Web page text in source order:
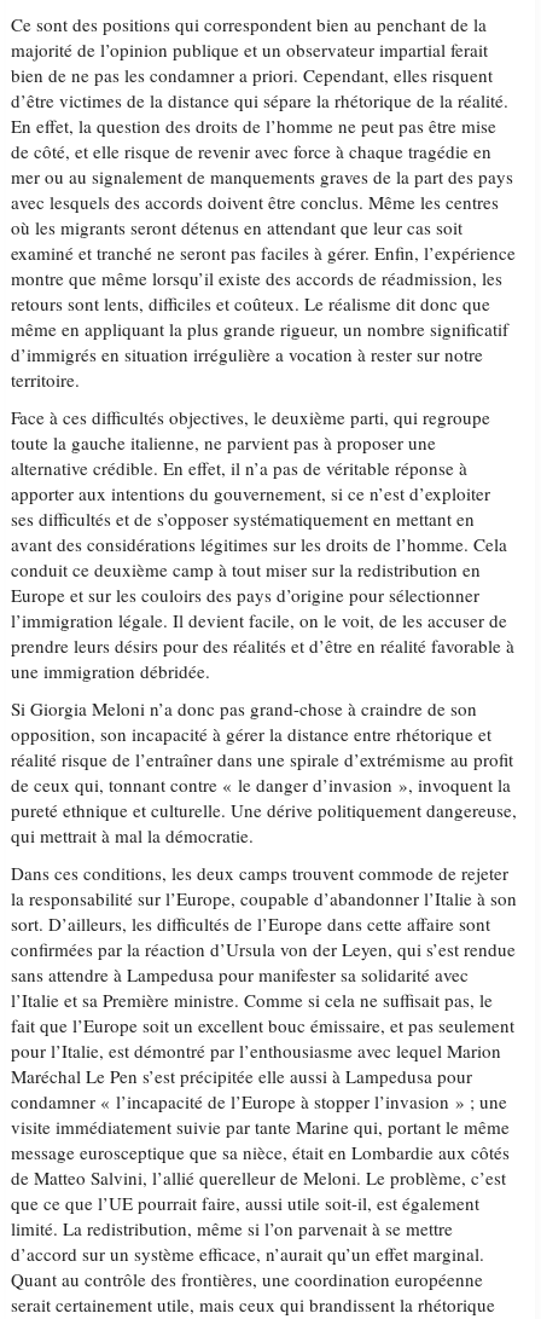
Ce sont des positions qui correspondent bien au penchant de la
majorité de l’opinion publique et un observateur impartial ferait
bien de ne pas les condamner a priori. Cependant, elles risquent
d’être victimes de la distance qui sépare la rhétorique de la réalité.
En effet, la question des droits de l’homme ne peut pas être mise
de côté, et elle risque de revenir avec force à chaque tragédie en
mer ou au signalement de manquements graves de la part des pays
avec lesquels des accords doivent être conclus. Même les centres
où les migrants seront détenus en attendant que leur cas soit
examiné et tranché ne seront pas faciles à gérer. Enfin, l’expérience
montre que même lorsqu’il existe des accords de réadmission, les
retours sont lents, difficiles et coûteux. Le réalisme dit donc que
même en appliquant la plus grande rigueur, un nombre significatif
d’immigrés en situation irrégulière a vocation à rester sur notre
territoire.
Face à ces difficultés objectives, le deuxième parti, qui regroupe
toute la gauche italienne, ne parvient pas à proposer une
alternative crédible. En effet, il n’a pas de véritable réponse à
apporter aux intentions du gouvernement, si ce n’est d’exploiter
ses difficultés et de s’opposer systématiquement en mettant en
avant des considérations légitimes sur les droits de l’homme. Cela
conduit ce deuxième camp à tout miser sur la redistribution en
Europe et sur les couloirs des pays d’origine pour sélectionner
l’immigration légale. Il devient facile, on le voit, de les accuser de
prendre leurs désirs pour des réalités et d’être en réalité favorable à
une immigration débridée.
Si Giorgia Meloni n’a donc pas grand-chose à craindre de son
opposition, son incapacité à gérer la distance entre rhétorique et
réalité risque de l’entraîner dans une spirale d’extrémisme au profit
de ceux qui, tonnant contre « le danger d’invasion », invoquent la
pureté ethnique et culturelle. Une dérive politiquement dangereuse,
qui mettrait à mal la démocratie.
Dans ces conditions, les deux camps trouvent commode de rejeter
la responsabilité sur l’Europe, coupable d’abandonner l’Italie à son
sort. D’ailleurs, les difficultés de l’Europe dans cette affaire sont
confirmées par la réaction d’Ursula von der Leyen, qui s’est rendue
sans attendre à Lampedusa pour manifester sa solidarité avec
l’Italie et sa Première ministre. Comme si cela ne suffisait pas, le
fait que l’Europe soit un excellent bouc émissaire, et pas seulement
pour l’Italie, est démontré par l’enthousiasme avec lequel Marion
Maréchal Le Pen s’est précipitée elle aussi à Lampedusa pour
condamner « l’incapacité de l’Europe à stopper l’invasion » ; une
visite immédiatement suivie par tante Marine qui, portant le même
message eurosceptique que sa nièce, était en Lombardie aux côtés
de Matteo Salvini, l’allié querelleur de Meloni. Le problème, c’est
que ce que l’UE pourrait faire, aussi utile soit-il, est également
limité. La redistribution, même si l’on parvenait à se mettre
d’accord sur un système efficace, n’aurait qu’un effet marginal.
Quant au contrôle des frontières, une coordination européenne
serait certainement utile, mais ceux qui brandissent la rhétorique